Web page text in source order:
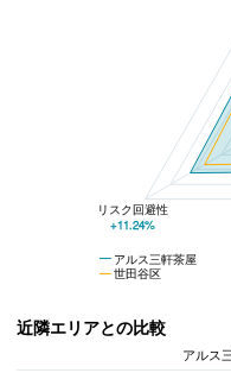
アルス三軒茶屋
世田谷区
リスク回避性
+11.24%
近隣エリアとの比較
アルス